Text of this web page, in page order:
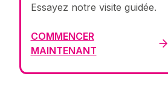
Essayez notre visite guidée.
COMMENCER
MAINTENANT